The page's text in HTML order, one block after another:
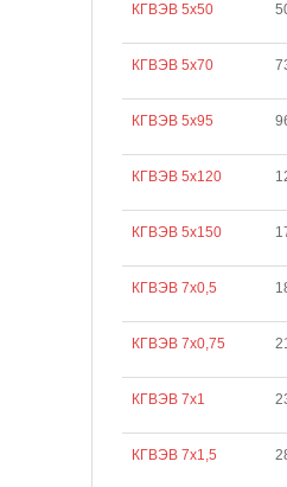
КГВЭВ 5х50
КГВЭВ 5х70
КГВЭВ 5х95
КГВЭВ 5х120
КГВЭВ 5х150
КГВЭВ 7х0,5
КГВЭВ 7х0,75
КГВЭВ 7х1
КГВЭВ 7х1,5